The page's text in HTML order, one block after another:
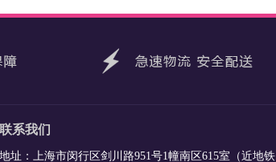
联系我们
地址：上海市闵行区剑川路951号1幢南区615室（近地铁